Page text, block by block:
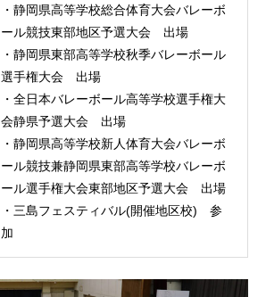
・静岡県高等学校総合体育大会バレーボ
ール競技東部地区予選大会 出場
・静岡県東部高等学校秋季バレーボール
選手権大会 出場
・全日本バレーボール高等学校選手権大
会静県予選大会 出場
・静岡県高等学校新人体育大会バレーボ
ール競技兼静岡県東部高等学校バレーボ
ール選手権大会東部地区予選大会 出場
・三島フェスティバル(開催地区校) 参
加